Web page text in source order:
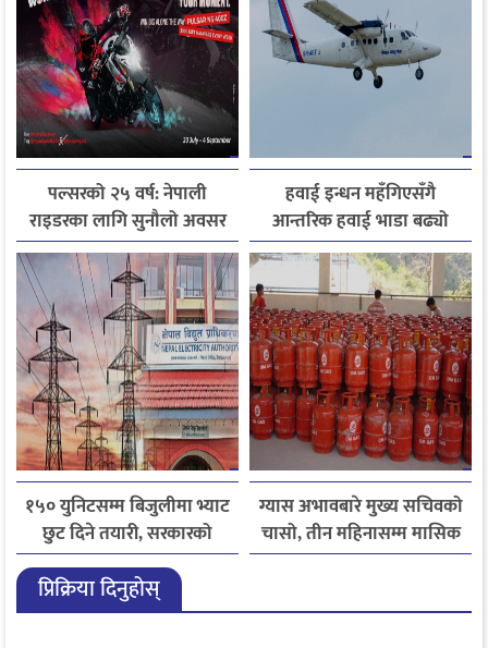
पल्सरको २५ वर्ष: नेपाली
राइडरका लागि सुनौलो अवसर
कथा सुनाउनुहोस्, पल्सर
जित्नुहोस्
हवाई इन्धन महँगिएसँगै
आन्तरिक हवाई भाडा बढ्यो
१५० युनिटसम्म बिजुलीमा भ्याट
छुट दिने तयारी, सरकारको
गृहकार्य तीव्र
ग्यास अभावबारे मुख्य सचिवको
चासो, तीन महिनासम्म मासिक
५० हजार मेट्रिक टनभन्दा बढी
प्रिक्रिया दिनुहोस्